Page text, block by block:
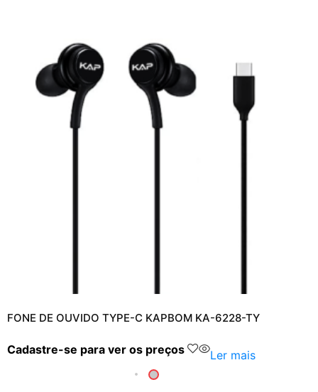
FONE DE OUVIDO TYPE-C KAPBOM KA-6228-TY
Cadastre-se para ver os preços Ler mais